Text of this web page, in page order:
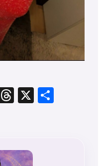
Threads
X Teilen